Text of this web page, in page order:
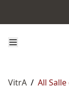
VitrA / All